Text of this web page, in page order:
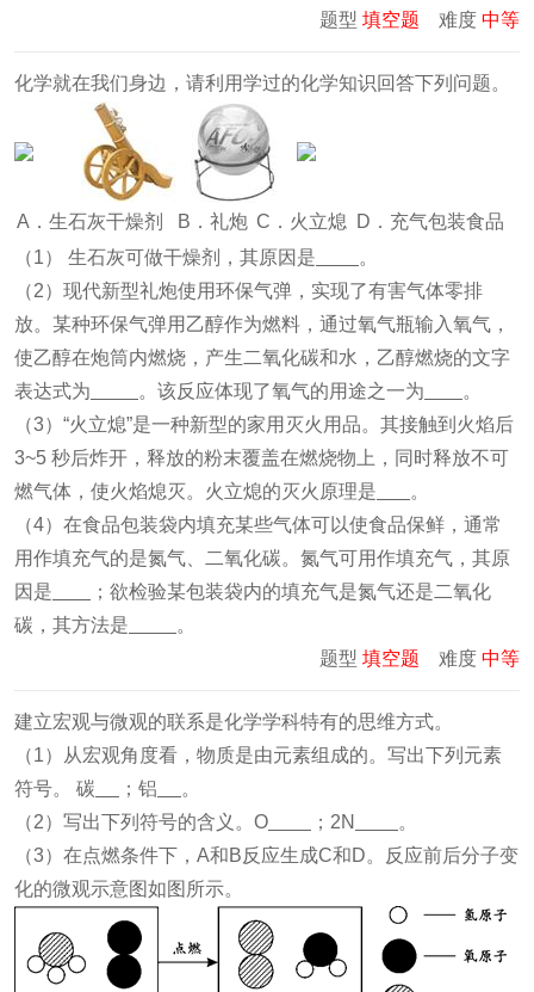
题型 填空题 难度 中等
化学就在我们身边，请利用学过的化学知识回答下列问题。
A．生石灰干燥剂 B．礼炮 C．火立熄
D．充气包装食品
（1） 生石灰可做干燥剂，其原因是
。
（2）现代新型礼炮使用环保气弹，实现了有害气体零排
放。某种环保气弹用乙醇作为燃料，通过氧气瓶输入氧气，
使乙醇在炮筒内燃烧，产生二氧化碳和水，乙醇燃烧的文字
表达式为
。该反应体现了氧气的用途之一为
。
（3）“火立熄”是一种新型的家用灭火用品。其接触到火焰后
3~5 秒后炸开，释放的粉末覆盖在燃烧物上，同时释放不可
燃气体，使火焰熄灭。火立熄的灭火原理是
。
（4）在食品包装袋内填充某些气体可以使食品保鲜，通常
用作填充气的是氮气、二氧化碳。氮气可用作填充气，其原
因是
；欲检验某包装袋内的填充气是氮气还是二氧化
碳，其方法是
。
题型 填空题 难度 中等
建立宏观与微观的联系是化学学科特有的思维方式。
（1）从宏观角度看，物质是由元素组成的。写出下列元素
符号。 碳
；铝
。
（2）写出下列符号的含义。O
；2N
。
（3）在点燃条件下，A和B反应生成C和D。反应前后分子变
化的微观示意图如图所示。